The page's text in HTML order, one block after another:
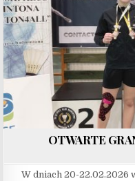
OTWARTE
W dniach 20-22.02.2026